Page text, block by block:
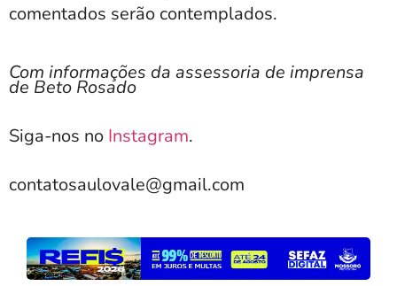
comentados serão contemplados.
Com informações da assessoria de imprensa
de Beto Rosado
Siga-nos no Instagram.
contatosaulovale@gmail.com